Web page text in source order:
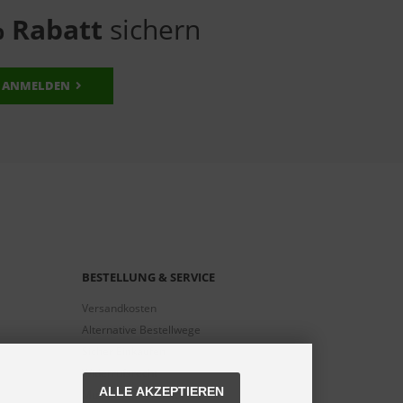
Rabatt sichern
ANMELDEN
BESTELLUNG & SERVICE
Versandkosten
Alternative Bestellwege
Widerrufsrecht
Muster-Widerrufsformular
ALLE AKZEPTIEREN